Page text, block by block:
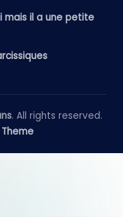
mais il a une petite
. All rights reserved.